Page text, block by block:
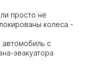
просто не
колеса -
с
эвакуатора